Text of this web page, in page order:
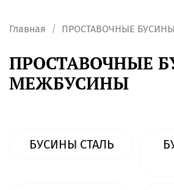
Главная ПРОСТАВОЧНЫЕ
ПРОСТАВОЧНЫЕ
МЕЖБУСИНЫ
БУСИНЫ СТАЛЬ